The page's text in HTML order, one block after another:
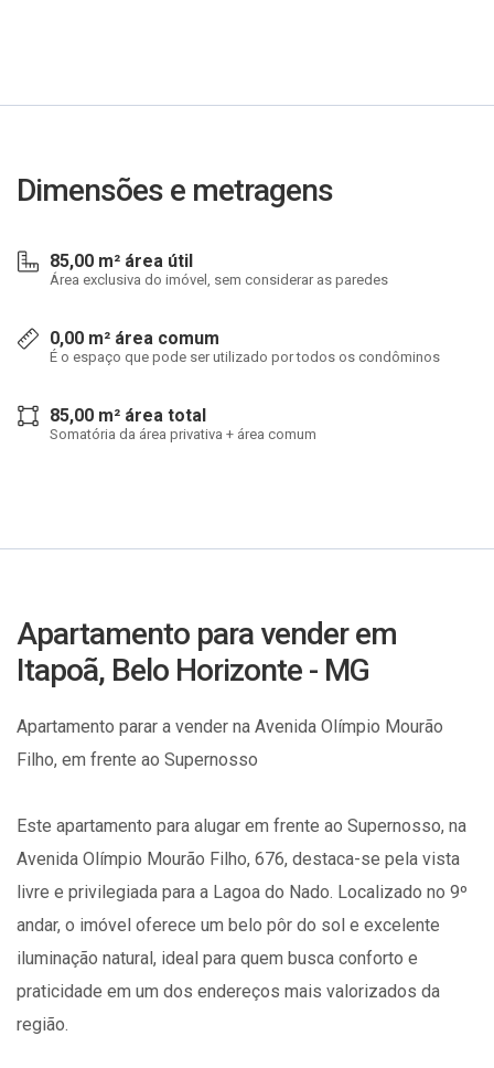
Dimensões e metragens
85,00 m² área útil
Área exclusiva do imóvel, sem considerar as paredes
0,00 m² área comum
É o espaço que pode ser utilizado por todos os condôminos
85,00 m² área total
Somatória da área privativa + área comum
Apartamento para vender em
Itapoã, Belo Horizonte - MG
Apartamento parar a vender na Avenida Olímpio Mourão
Filho, em frente ao Supernosso
Este apartamento para alugar em frente ao Supernosso, na
Avenida Olímpio Mourão Filho, 676, destaca-se pela vista
livre e privilegiada para a Lagoa do Nado. Localizado no 9º
andar, o imóvel oferece um belo pôr do sol e excelente
iluminação natural, ideal para quem busca conforto e
praticidade em um dos endereços mais valorizados da
região.